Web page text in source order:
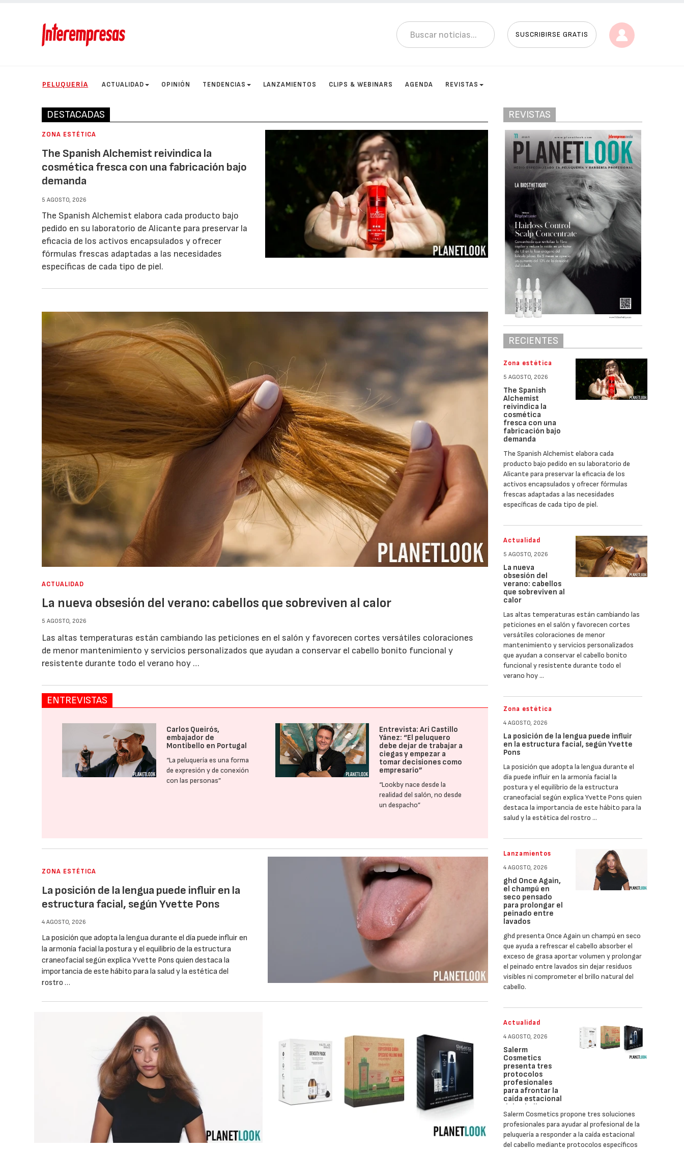
SUSCRIBIRSE GRATIS
PELUQUERÍA ACTUALIDAD OPINIÓN TENDENCIAS LANZAMIENTOS CLIPS & WEBINARS AGENDA REVISTAS
DESTACADAS
ZONA ESTÉTICA
The Spanish Alchemist reivindica la
cosmética fresca con una fabricación bajo
demanda
5 AGOSTO, 2026
The Spanish Alchemist elabora cada producto bajo
pedido en su laboratorio de Alicante para preservar la
eficacia de los activos encapsulados y ofrecer
fórmulas frescas adaptadas a las necesidades
específicas de cada tipo de piel.
ACTUALIDAD
La nueva obsesión del verano: cabellos que sobreviven al calor
5 AGOSTO, 2026
Las altas temperaturas están cambiando las peticiones en el salón y favorecen cortes versátiles coloraciones
de menor mantenimiento y servicios personalizados que ayudan a conservar el cabello bonito funcional y
resistente durante todo el verano hoy …
ENTREVISTAS
Carlos Queirós,
embajador de
Montibello en Portugal
“La peluquería es una forma
de expresión y de conexión
con las personas”
Entrevista: Ari Castillo
Yánez: “El peluquero
debe dejar de trabajar a
ciegas y empezar a
tomar decisiones como
empresario”
“Lookby nace desde la
realidad del salón, no desde
un despacho”
ZONA ESTÉTICA
La posición de la lengua puede influir en la
estructura facial, según Yvette Pons
4 AGOSTO, 2026
La posición que adopta la lengua durante el día puede influir en
la armonía facial la postura y el equilibrio de la estructura
craneofacial según explica Yvette Pons quien destaca la
importancia de este hábito para la salud y la estética del
rostro …
REVISTAS
RECIENTES
Zona estética
5 AGOSTO, 2026
The Spanish
Alchemist
reivindica la
cosmética
fresca con una
fabricación bajo
demanda
The Spanish Alchemist elabora cada
producto bajo pedido en su laboratorio de
Alicante para preservar la eficacia de los
activos encapsulados y ofrecer fórmulas
frescas adaptadas a las necesidades
específicas de cada tipo de piel.
Actualidad
5 AGOSTO, 2026
La nueva
obsesión del
verano: cabellos
que sobreviven al
calor
Las altas temperaturas están cambiando las
peticiones en el salón y favorecen cortes
versátiles coloraciones de menor
mantenimiento y servicios personalizados
que ayudan a conservar el cabello bonito
funcional y resistente durante todo el
verano hoy …
Zona estética
4 AGOSTO, 2026
La posición de la lengua puede influir
en la estructura facial, según Yvette
Pons
La posición que adopta la lengua durante el
día puede influir en la armonía facial la
postura y el equilibrio de la estructura
craneofacial según explica Yvette Pons quien
destaca la importancia de este hábito para la
salud y la estética del rostro …
Lanzamientos
4 AGOSTO, 2026
ghd Once Again,
el champú en
seco pensado
para prolongar el
peinado entre
lavados
ghd presenta Once Again un champú en seco
que ayuda a refrescar el cabello absorber el
exceso de grasa aportar volumen y prolongar
el peinado entre lavados sin dejar residuos
visibles ni comprometer el brillo natural del
cabello.
Actualidad
4 AGOSTO, 2026
Salerm
Cosmetics
presenta tres
protocolos
profesionales
para afrontar la
caída estacional
del cabello
Salerm Cosmetics propone tres soluciones
profesionales para ayudar al profesional de la
peluquería a responder a la caída estacional
del cabello mediante protocolos específicos